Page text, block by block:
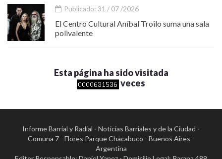
Publicado: 31 / 07 /2026
El Centro Cultural Aníbal Troilo suma una sala
polivalente
Esta página ha sido visitada
veces
Informe Barrial y Radial - Noticias Barriales y de la Ciudad -
Comuna 7 - Flores Parque Chacabuco - Buenos Aires -
Argentina